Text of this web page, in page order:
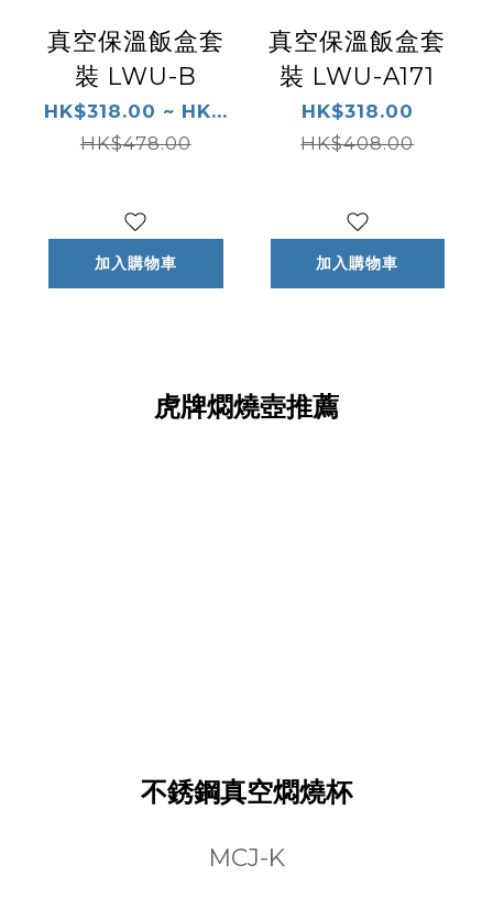
真空保溫飯盒套
裝 LWU-B
HK$318.00 ~ HK...
HK$478.00
加入購物車
真空保溫飯盒套
裝 LWU-A171
HK$318.00
HK$408.00
加入購物車
虎牌燜燒壺推薦
不銹鋼真空燜燒杯
MCJ-K